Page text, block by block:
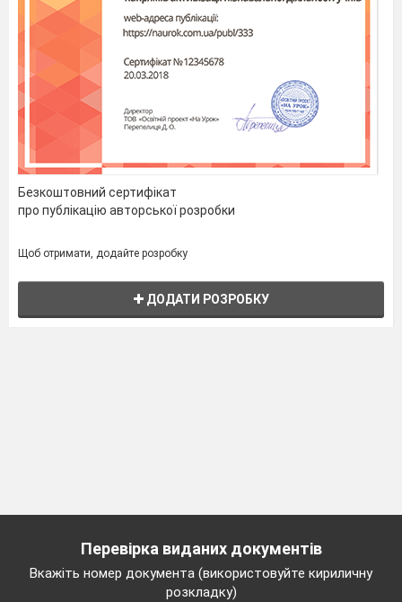
Безкоштовний сертифікат
про публікацію авторської розробки
Щоб отримати, додайте розробку
ДОДАТИ РОЗРОБКУ
Перевірка виданих документів
Вкажіть номер документа (використовуйте кириличну
розкладку)